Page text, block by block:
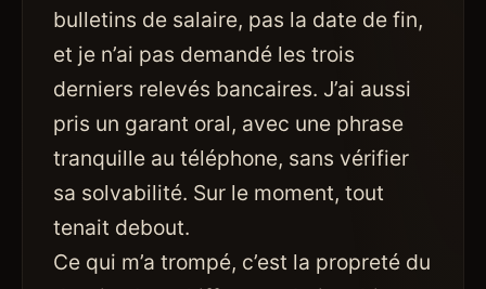
bulletins de salaire, pas la date de fin,
et je n’ai pas demandé les trois
derniers relevés bancaires. J’ai aussi
pris un garant oral, avec une phrase
tranquille au téléphone, sans vérifier
sa solvabilité. Sur le moment, tout
tenait debout.
Ce qui m’a trompé, c’est la propreté du